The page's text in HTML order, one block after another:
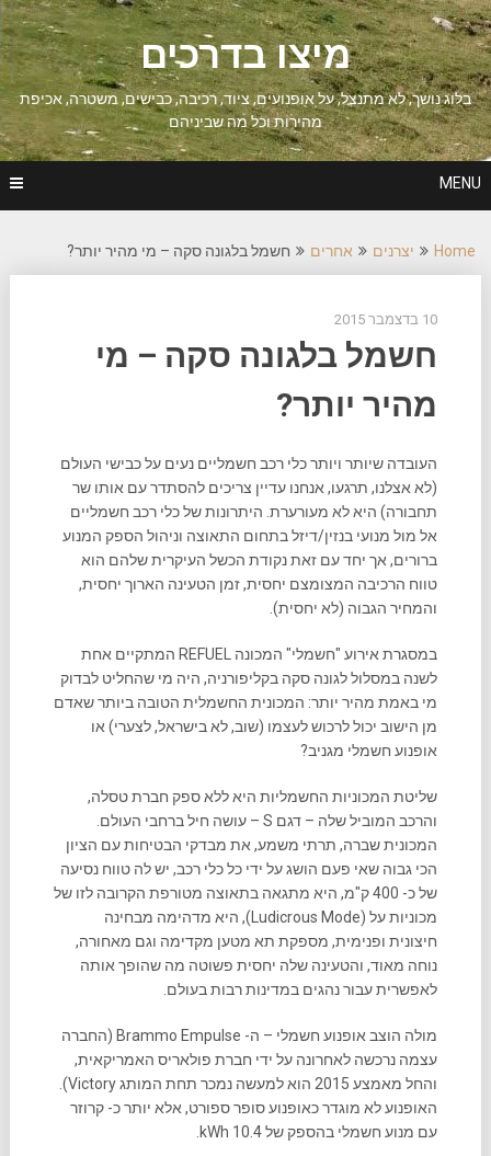
Skip
to
content
מיצו בדרכים
בלוג נושך, לא מתנצל, על אופנועים, ציוד, רכיבה, כבישים, משטרה, אכיפת
מהירות וכל מה שביניהם
MENU
Home יצרנים אחרים חשמל בלגונה סקה – מי מהיר יותר?
10 בדצמבר 2015
חשמל בלגונה סקה – מי
מהיר יותר?
העובדה שיותר ויותר כלי רכב חשמליים נעים על כבישי העולם
(לא אצלנו, תרגעו, אנחנו עדיין צריכים להסתדר עם אותו שר
תחבורה) היא לא מעורערת. היתרונות של כלי רכב חשמליים
אל מול מנועי בנזין/דיזל בתחום התאוצה וניהול הספק המנוע
ברורים, אך יחד עם זאת נקודת הכשל העיקרית שלהם הוא
טווח הרכיבה המצומצם יחסית, זמן הטעינה הארוך יחסית,
והמחיר הגבוה (לא יחסית).
במסגרת אירוע "חשמלי" המכונה REFUEL המתקיים אחת
לשנה במסלול לגונה סקה בקליפורניה, היה מי שהחליט לבדוק
מי באמת מהיר יותר: המכונית החשמלית הטובה ביותר שאדם
מן הישוב יכול לרכוש לעצמו (שוב, לא בישראל, לצערי) או
אופנוע חשמלי מגניב?
שליטת המכוניות החשמליות היא ללא ספק חברת טסלה,
והרכב המוביל שלה – דגם S – עושה חיל ברחבי העולם.
המכונית שברה, תרתי משמע, את מבדקי הבטיחות עם הציון
הכי גבוה שאי פעם הושג על ידי כל כלי רכב, יש לה טווח נסיעה
של כ- 400 ק"מ, היא מתגאה בתאוצה מטורפת הקרובה לזו של
מכוניות על (Ludicrous Mode), היא מדהימה מבחינה
חיצונית ופנימית, מספקת תא מטען מקדימה וגם מאחורה,
נוחה מאוד, והטעינה שלה יחסית פשוטה מה שהופך אותה
לאפשרית עבור נהגים במדינות רבות בעולם.
מולה הוצב אופנוע חשמלי – ה- Brammo Empulse (החברה
עצמה נרכשה לאחרונה על ידי חברת פולאריס האמריקאית,
והחל מאמצע 2015 הוא למעשה נמכר תחת המותג Victory).
האופנוע לא מוגדר כאופנוע סופר ספורט, אלא יותר כ- קרוזר
עם מנוע חשמלי בהספק של 10.4 kWh.